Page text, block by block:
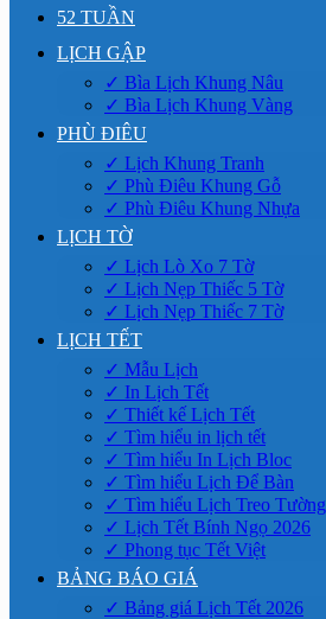
52 TUẦN
LỊCH GẬP
✓ Bìa Lịch Khung Nâu
✓ Bìa Lịch Khung Vàng
PHÙ ĐIÊU
✓ Lịch Khung Tranh
✓ Phù Điêu Khung Gỗ
✓ Phù Điêu Khung Nhựa
LỊCH TỜ
✓ Lịch Lò Xo 7 Tờ
✓ Lịch Nẹp Thiếc 5 Tờ
✓ Lịch Nẹp Thiếc 7 Tờ
LỊCH TẾT
✓ Mẫu Lịch
✓ In Lịch Tết
✓ Thiết kế Lịch Tết
✓ Tìm hiểu in lịch tết
✓ Tìm hiểu In Lịch Bloc
✓ Tìm hiểu Lịch Để Bàn
✓ Tìm hiểu Lịch Treo Tường
✓ Lịch Tết Bính Ngọ 2026
✓ Phong tục Tết Việt
BẢNG BÁO GIÁ
✓ Bảng giá Lịch Tết 2026